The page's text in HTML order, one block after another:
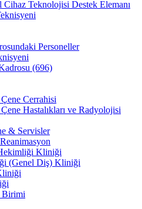
Teknolojisi Destek Elemanı
Personeller
(696)
Cerrahisi
Hastalıkları ve Radyolojisi
& Servisler
Kliniği
(Genel Diş) Kliniği
Birimi